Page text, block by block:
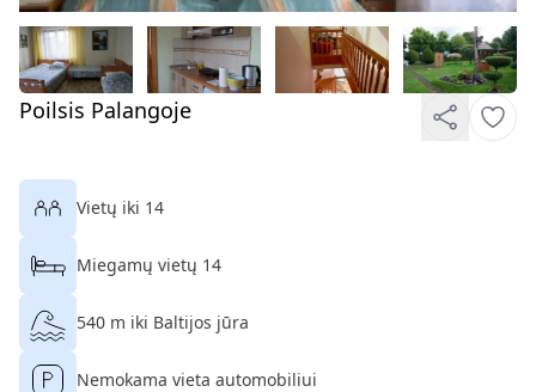
Poilsis Palangoje
Vietų iki 14
Miegamų vietų 14
540 m iki Baltijos jūra
Nemokama vieta automobiliui